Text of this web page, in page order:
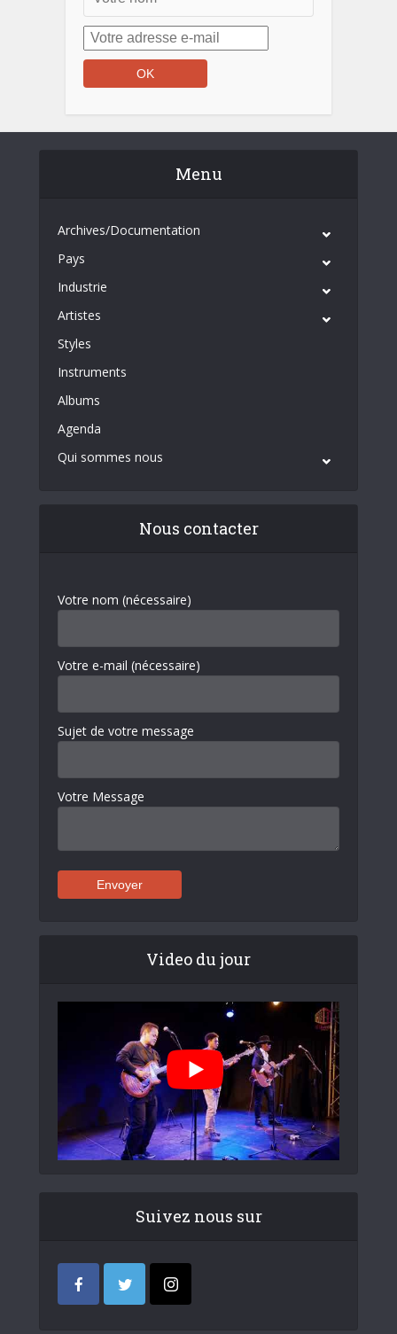
Menu
Archives/Documentation
Pays
Industrie
Artistes
Styles
Instruments
Albums
Agenda
Qui sommes nous
Nous contacter
Votre nom (nécessaire)
Votre e-mail (nécessaire)
Sujet de votre message
Votre Message
Video du jour
Suivez nous sur